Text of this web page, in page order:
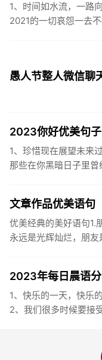
1、时间如水流，一路
2021的一切哀怨一去
愚人节整人微信聊
2023你好优美句子
1、珍惜现在展望未来
那些在你黑暗日子里
文章作品优美语句
优美经典的美好语句1.
永远是光辉灿烂，朋
2023年每日晨语
1、快乐的一天，快乐
2、我们很多时候要接